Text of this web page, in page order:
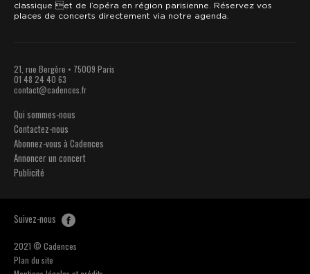
classique et de l’opéra en région parisienne. Réservez vos
places de concerts directement via notre agenda.
21, rue Bergère • 75009 Paris
01 48 24 40 63
contact@cadences.fr
Qui sommes-nous
Contactez-nous
Abonnez-vous à Cadences
Annoncer un concert
Publicité
Suivez-nous
2021 © Cadences
Plan du site